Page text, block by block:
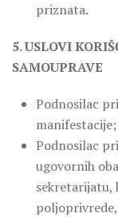
priznata.
5. USLOVI
SAMOUPRAVE
Podnosilac
manifestacije;
Podnosilac
ugovornih
sekretarijatu,